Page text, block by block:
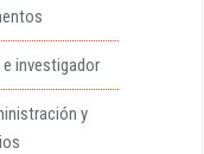
investigador
y